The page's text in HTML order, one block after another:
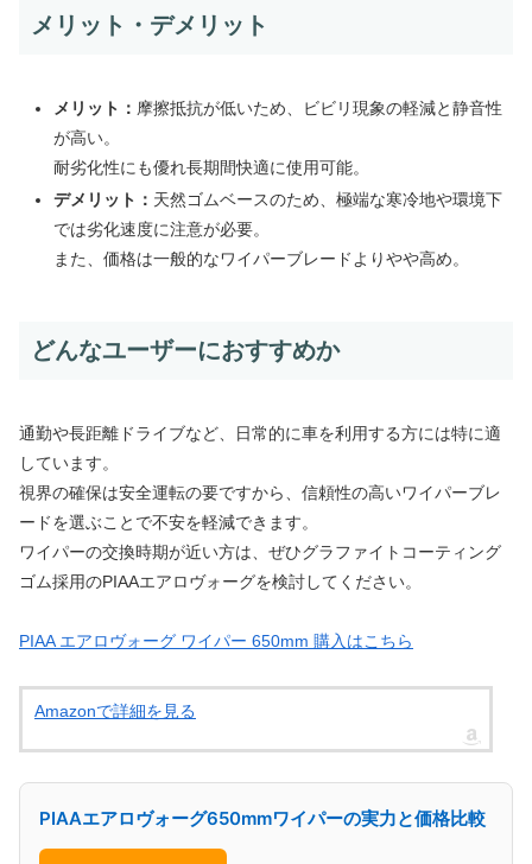
メリット・デメリット
メリット： 摩擦抵抗が低いため、ビビリ現象の軽減と静音性
が高い。
耐劣化性にも優れ長期間快適に使用可能。
デメリット： 天然ゴムベースのため、極端な寒冷地や環境下
では劣化速度に注意が必要。
また、価格は一般的なワイパーブレードよりやや高め。
どんなユーザーにおすすめか
通勤や長距離ドライブなど、日常的に車を利用する方には特に適
しています。
視界の確保は安全運転の要ですから、信頼性の高いワイパーブレ
ードを選ぶことで不安を軽減できます。
ワイパーの交換時期が近い方は、ぜひグラファイトコーティング
ゴム採用のPIAAエアロヴォーグを検討してください。
PIAA エアロヴォーグ ワイパー 650mm 購入はこちら
Amazonで詳細を見る
PIAAエアロヴォーグ650mmワイパーの実力と価格比較